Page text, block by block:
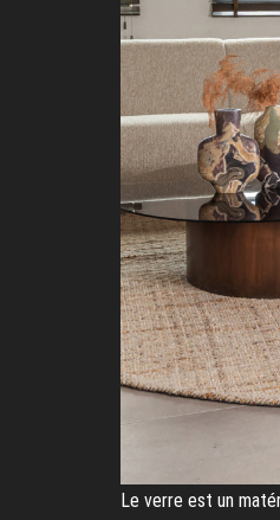
Le verre est un